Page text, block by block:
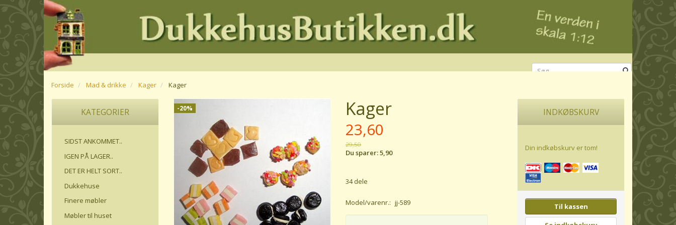
Forside Mad & drikke Kager Kager
KATEGORIER
SIDST ANKOMMET..
IGEN PÅ LAGER..
DET ER HELT SORT..
Dukkehuse
Finere møbler
Møbler til huset
-20% Kager
23,60
29,50
Du sparer:5,90
34 dele
Model/varenr.: jj-589
INDKØBSKURV
Din indkøbskurv er tom!
Til kassen